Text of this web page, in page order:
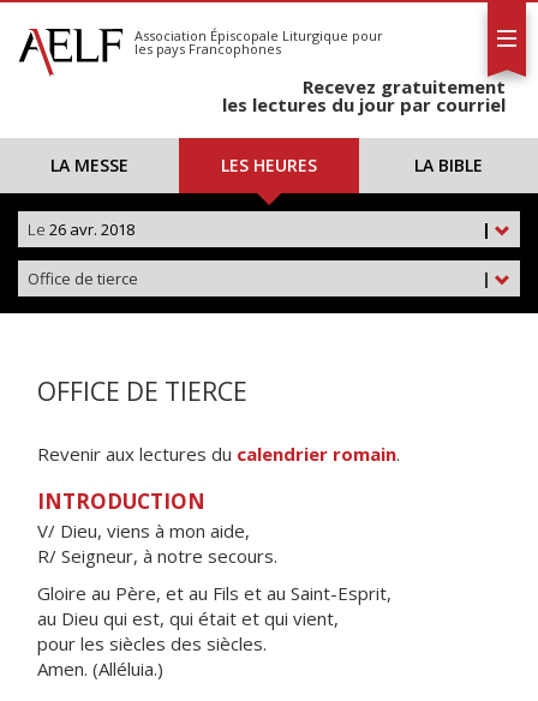
S'abonner
Calendrier
Association Épiscopale Liturgique pour
les pays Francophones
Recevez gratuitement
les lectures du jour par courriel
LA MESSE LES HEURES LA BIBLE
|
Le 26 avr. 2018
|
Office de tierce
OFFICE DE TIERCE
Revenir aux lectures du calendrier romain.
INTRODUCTION
V/ Dieu, viens à mon aide,
R/ Seigneur, à notre secours.
Gloire au Père, et au Fils et au Saint-Esprit,
au Dieu qui est, qui était et qui vient,
pour les siècles des siècles.
Amen. (Alléluia.)